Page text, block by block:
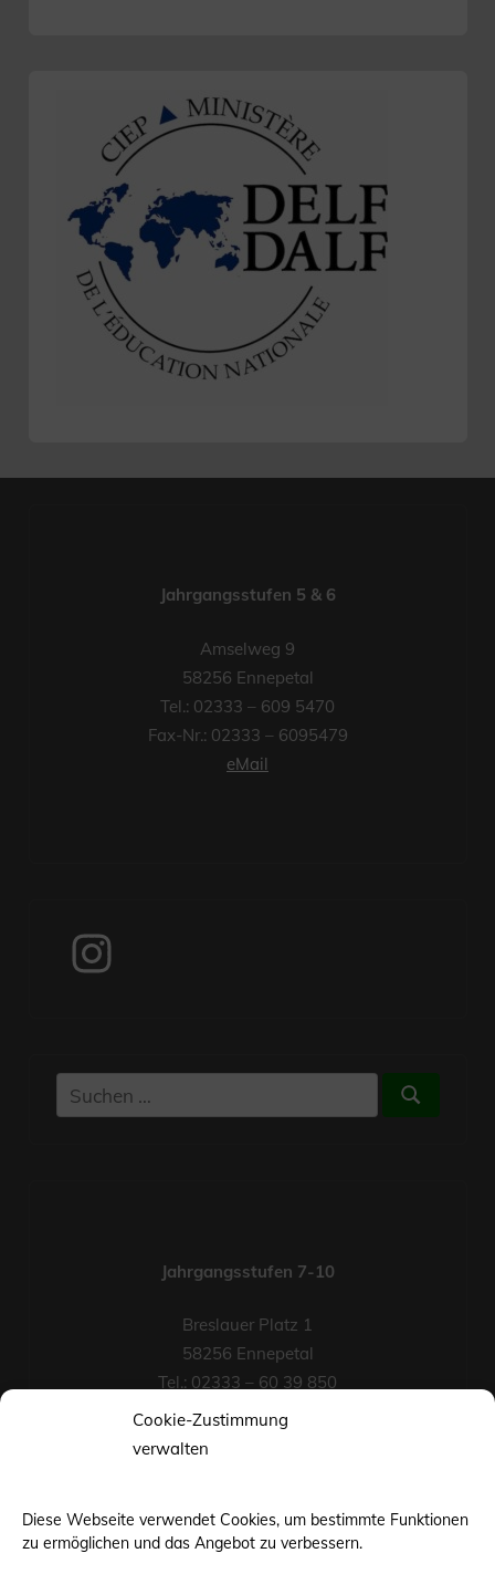
Cookie-Zustimmung
verwalten
Diese Webseite verwendet Cookies, um bestimmte Funktionen
zu ermöglichen und das Angebot zu verbessern.
Jahrgangsstufen 5 & 6
Amselweg 9
58256 Ennepetal
Tel.: 02333 – 609 5470
Fax-Nr.: 02333 – 6095479
eMail
Instagram
Suchen
nach:
Suchen
Jahrgangsstufen 7-10
Breslauer Platz 1
58256 Ennepetal
Tel.: 02333 – 60 39 850
Fax-Nr.: 02333 – 60 39 852